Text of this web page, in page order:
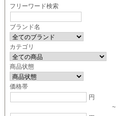
フリーワード検索
ブランド名
カテゴリ
商品状態
価格帯
円
~